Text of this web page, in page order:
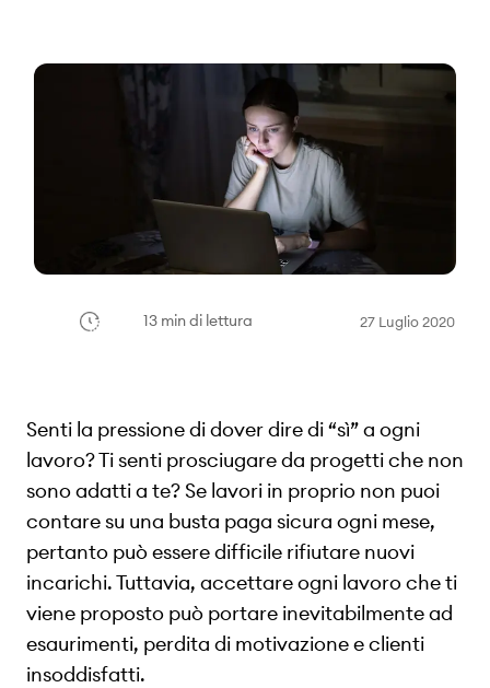
13 min di lettura 27 Luglio 2020
Senti la pressione di dover dire di “sì” a ogni
lavoro? Ti senti prosciugare da progetti che non
sono adatti a te? Se lavori in proprio non puoi
contare su una busta paga sicura ogni mese,
pertanto può essere difficile rifiutare nuovi
incarichi. Tuttavia, accettare ogni lavoro che ti
viene proposto può portare inevitabilmente ad
esaurimenti, perdita di motivazione e clienti
insoddisfatti.